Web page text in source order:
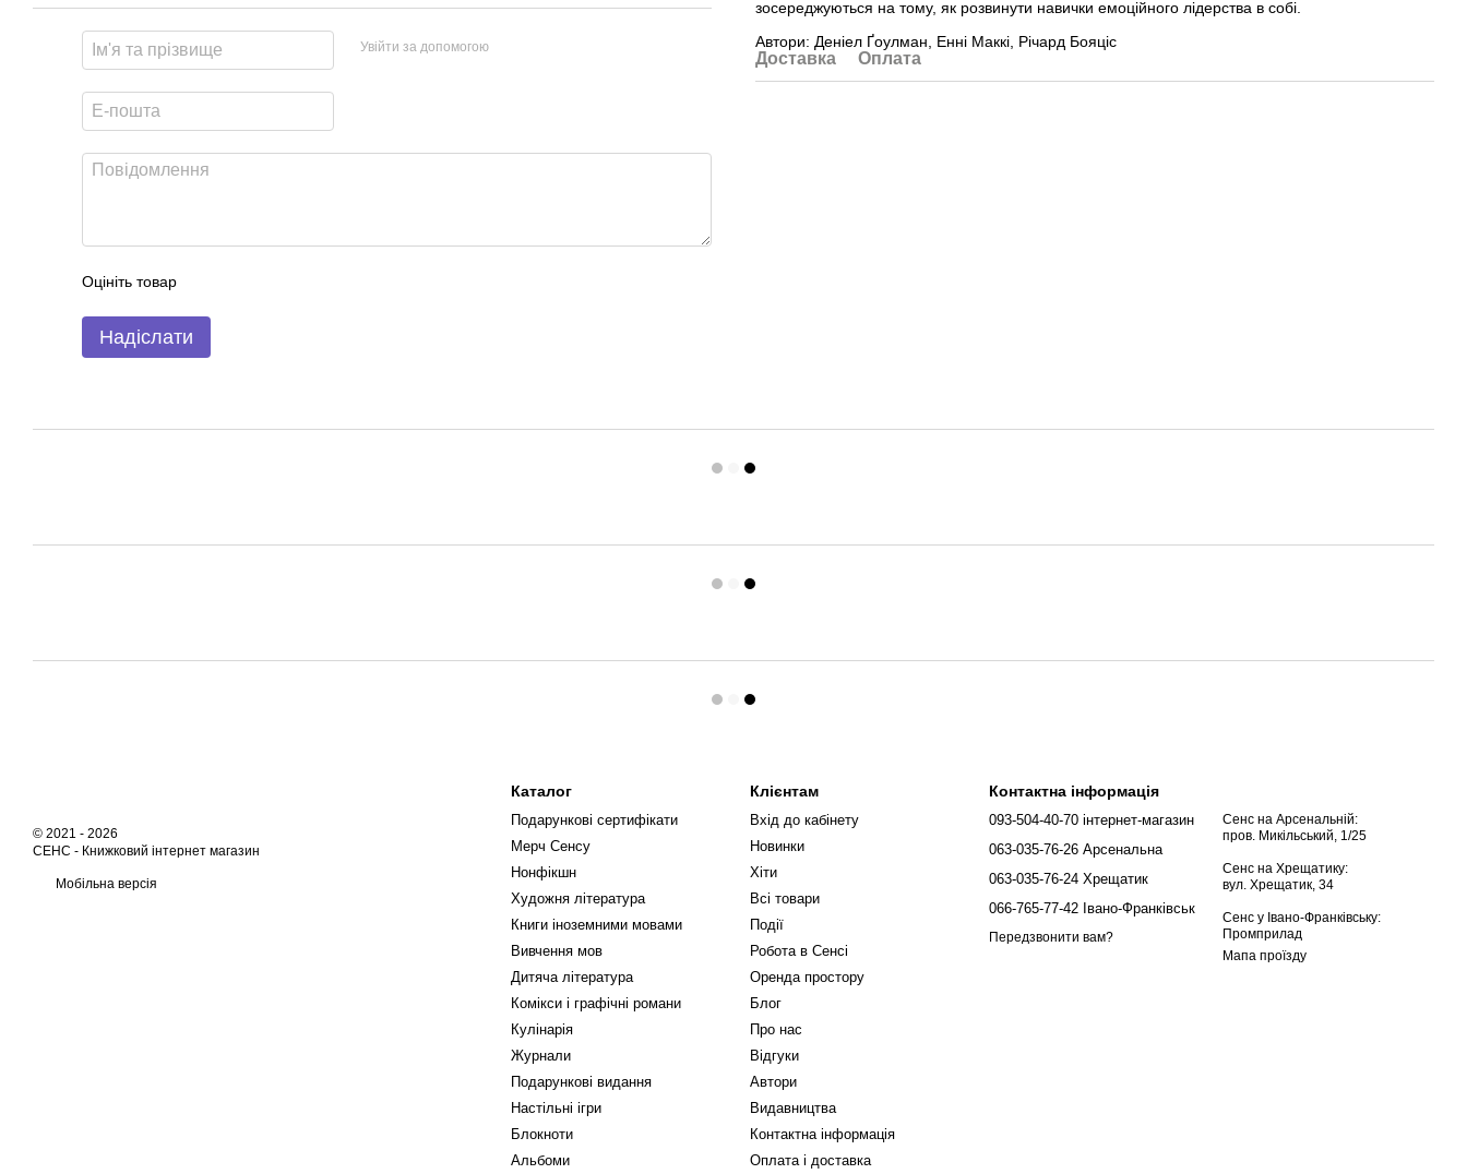
Увійти за допомогою
Оцініть товар
Надіслати
зосереджуються на тому, як розвинути навички емоційного лідерства в собі.
Автори: Деніел Ґоулман, Енні Маккі, Річард Бояціс
Доставка Оплата
© 2021 - 2026
СЕНС - Книжковий інтернет магазин
Мобільна версія
Каталог
Подарункові сертифікати
Мерч Сенсу
Нонфікшн
Художня література
Книги іноземними мовами
Вивчення мов
Дитяча література
Комікси і графічні романи
Кулінарія
Журнали
Подарункові видання
Настільні ігри
Блокноти
Альбоми
Клієнтам
Вхід до кабінету
Новинки
Хіти
Всі товари
Події
Робота в Сенсі
Оренда простору
Блог
Про нас
Відгуки
Автори
Видавництва
Контактна інформація
Оплата і доставка
Контактна інформація
093-504-40-70 інтернет-магазин
063-035-76-26 Арсенальна
063-035-76-24 Хрещатик
066-765-77-42 Івано-Франківськ
Передзвонити вам?
Сенс на Арсенальній:
пров. Микільський, 1/25
Сенс на Хрещатику:
вул. Хрещатик, 34
Сенс у Івано-Франківську:
Промприлад
Мапа проїзду